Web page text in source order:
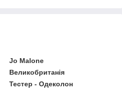
Jo Malone
Великобританія
Тестер - Одеколон